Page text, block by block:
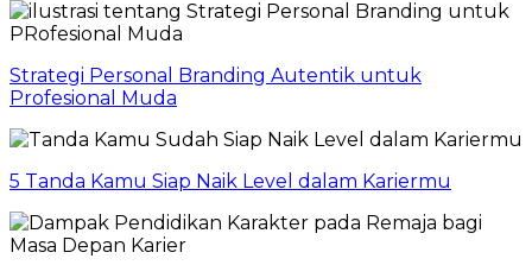
Strategi Personal Branding Autentik untuk
Profesional Muda
5 Tanda Kamu Siap Naik Level dalam Kariermu